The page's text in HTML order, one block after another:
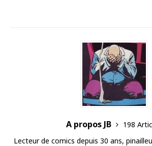
A propos JB
198
Lecteur de comics depuis 30 ans,